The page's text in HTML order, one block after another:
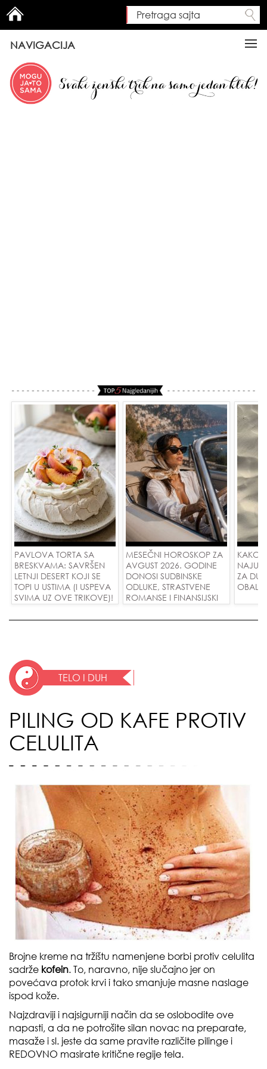
Search form
Pretraga sajta
NAVIGACIJA
PAVLOVA TORTA SA
BRESKVAMA: SAVRŠEN
LETNJI DESERT KOJI SE
TOPI U USTIMA (I USPEVA
SVIMA UZ OVE TRIKOVE)!
MESEČNI HOROSKOP ZA
AVGUST 2026. GODINE
DONOSI SUDBINSKE
ODLUKE, STRASTVENE
ROMANSE I FINANSIJSKI
KAKO
ZA
TELO I DUH
PILING OD KAFE PROTIV
CELULITA
Brojne kreme na tržištu namenjene borbi protiv celulita
sadrže kofein. To, naravno, nije slučajno jer on
povećava protok krvi i tako smanjuje masne naslage
ispod kože.
Najzdraviji i najsigurniji način da se oslobodite ove
napasti, a da ne potrošite silan novac na preparate,
masaže i sl. jeste da same pravite različite pilinge i
REDOVNO masirate kritične regije tela.